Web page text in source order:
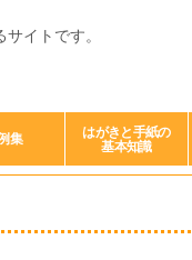
イトです。
集
はがきと手紙の
基本知識